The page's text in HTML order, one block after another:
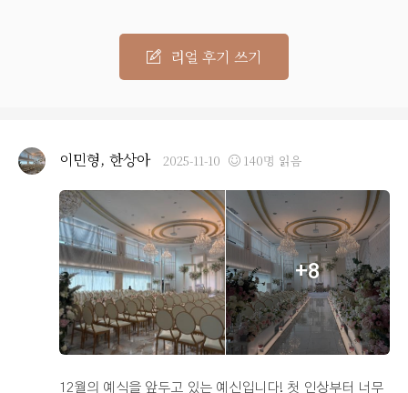
리얼 후기 쓰기
이민형, 한상아 2025-11-10 140명 읽음
+8
12월의 예식을 앞두고 있는 예신입니다! 첫 인상부터 너무